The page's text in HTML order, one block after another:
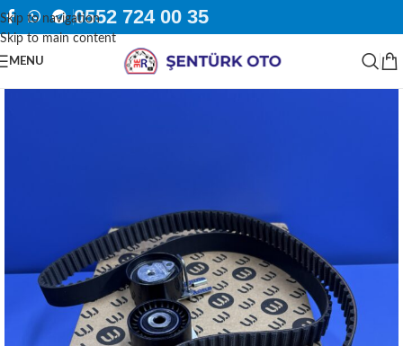
Skip to navigation
Skip to main content
0552 724 00 35
MENU